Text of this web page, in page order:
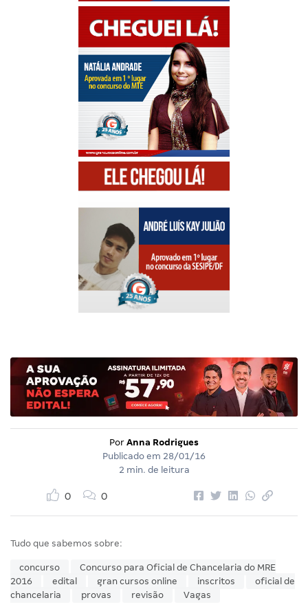
Por Anna Rodrigues
Publicado em 28/01/16
2 min. de leitura
0 0
Tudo que sabemos sobre:
concurso
Concurso para Oficial de Chancelaria do MRE
2016
edital gran cursos online inscritos
oficial de
chancelaria
provas revisão Vagas